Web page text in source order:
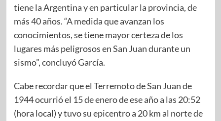
tiene la Argentina y en particular la provincia, de
más 40 años. “A medida que avanzan los
conocimientos, se tiene mayor certeza de los
lugares más peligrosos en San Juan durante un
sismo”, concluyó García.
Cabe recordar que el Terremoto de San Juan de
1944 ocurrió el 15 de enero de ese año a las 20:52
(hora local) y tuvo su epicentro a 20 km al norte de